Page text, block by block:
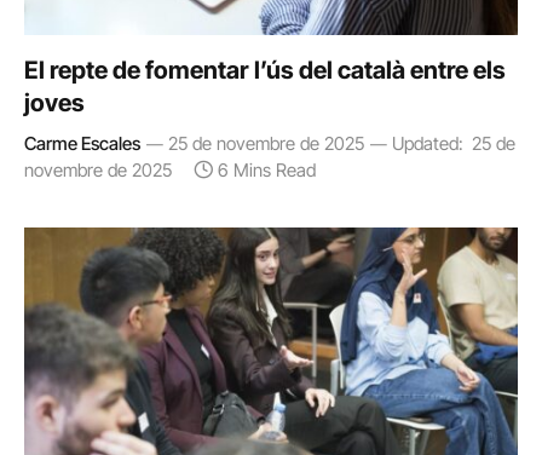
El repte de fomentar l’ús del català entre els
joves
Carme Escales 25 de novembre de 2025 Updated: 25 de
novembre de 2025
6 Mins Read